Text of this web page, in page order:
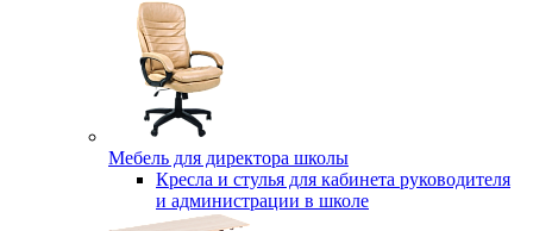
Мебель для директора школы
Кресла и стулья для кабинета руководителя
и администрации в школе